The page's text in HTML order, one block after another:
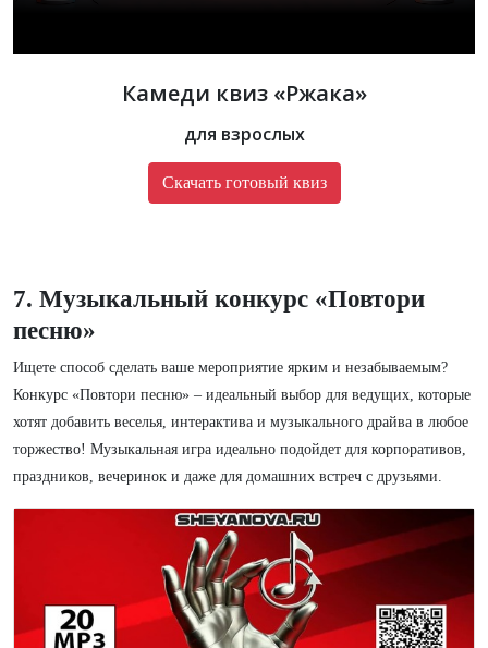
Камеди квиз «‎Ржака»
для взрослых
Скачать готовый квиз
7. Музыкальный конкурс «Повтори
песню»
Ищете способ сделать ваше мероприятие ярким и незабываемым?
Конкурс «Повтори песню» – идеальный выбор для ведущих, которые
хотят добавить веселья, интерактива и музыкального драйва в любое
торжество! Музыкальная игра идеально подойдет для корпоративов,
праздников, вечеринок и даже для домашних встреч с друзьями.